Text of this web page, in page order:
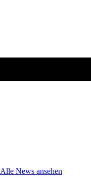
Alle News ansehen